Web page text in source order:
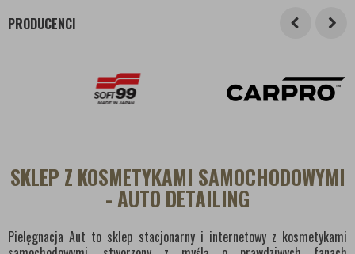
PRODUCENCI
SKLEP Z KOSMETYKAMI SAMOCHODOWYMI
- AUTO DETAILING
Pielęgnacja Aut to sklep stacjonarny i internetowy z kosmetykami